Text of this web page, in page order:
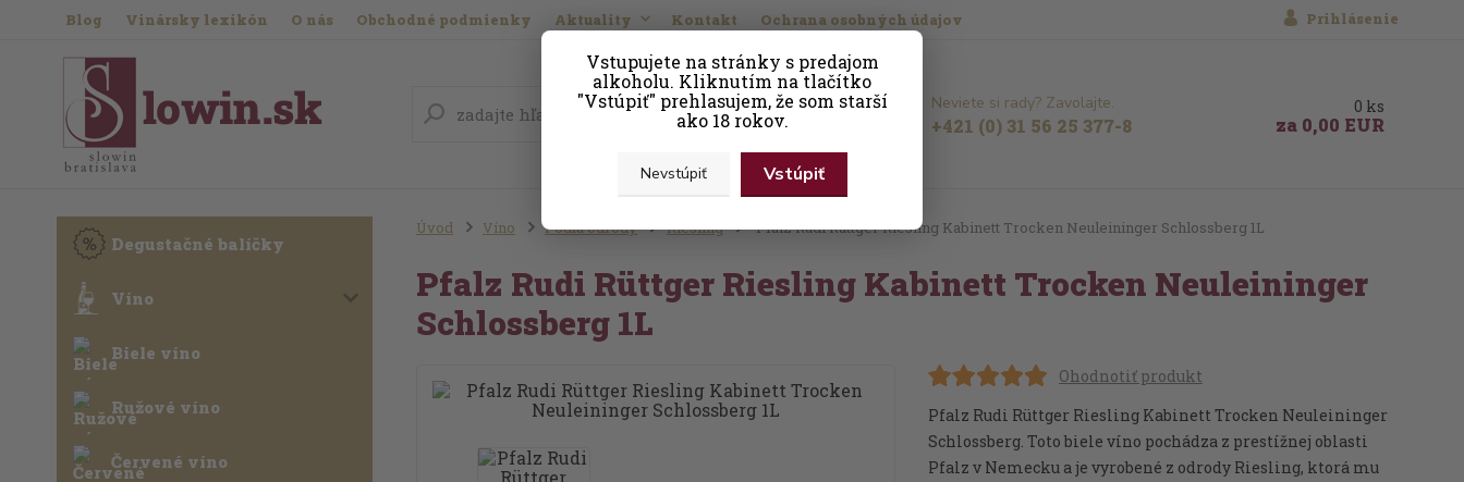
Vstupujete na stránky s predajom
alkoholu. Kliknutím na tlačítko
"Vstúpiť" prehlasujem, že som starší
ako 18 rokov.
Nevstúpiť Vstúpiť
Blog Vinársky lexikón O nás Obchodné podmienky Aktuality Kontakt Ochrana osobných údajov Prihlásenie
Hľadať Neviete si rady? Zavolajte.
+421 (0) 31 56 25 377-8
0 ks
za0,00 EUR
Degustačné balíčky
Víno
Biele víno
Ružové víno
Červené víno
Úvod Víno Podľa odrody Riesling Pfalz Rudi Rüttger Riesling Kabinett Trocken Neuleininger Schlossberg 1L
Pfalz Rudi Rüttger Riesling Kabinett Trocken Neuleininger
Schlossberg 1L
Ohodnotiť produkt
Pfalz Rudi Rüttger Riesling Kabinett Trocken Neuleininger
Schlossberg. Toto biele víno pochádza z prestížnej oblasti
Pfalz v Nemecku a je vyrobené z odrody Riesling, ktorá mu